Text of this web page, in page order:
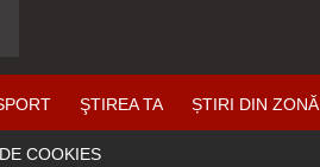
ŞTIREA TA ȘTIRI DIN ZONĂ
COOKIES